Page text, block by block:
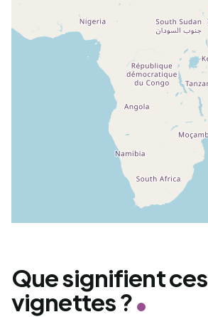
Que signifient ces
vignettes ?